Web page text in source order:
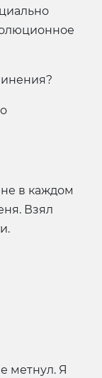
в каждом
Взял
метнул. Я